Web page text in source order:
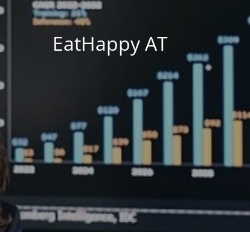
EatHappy AT